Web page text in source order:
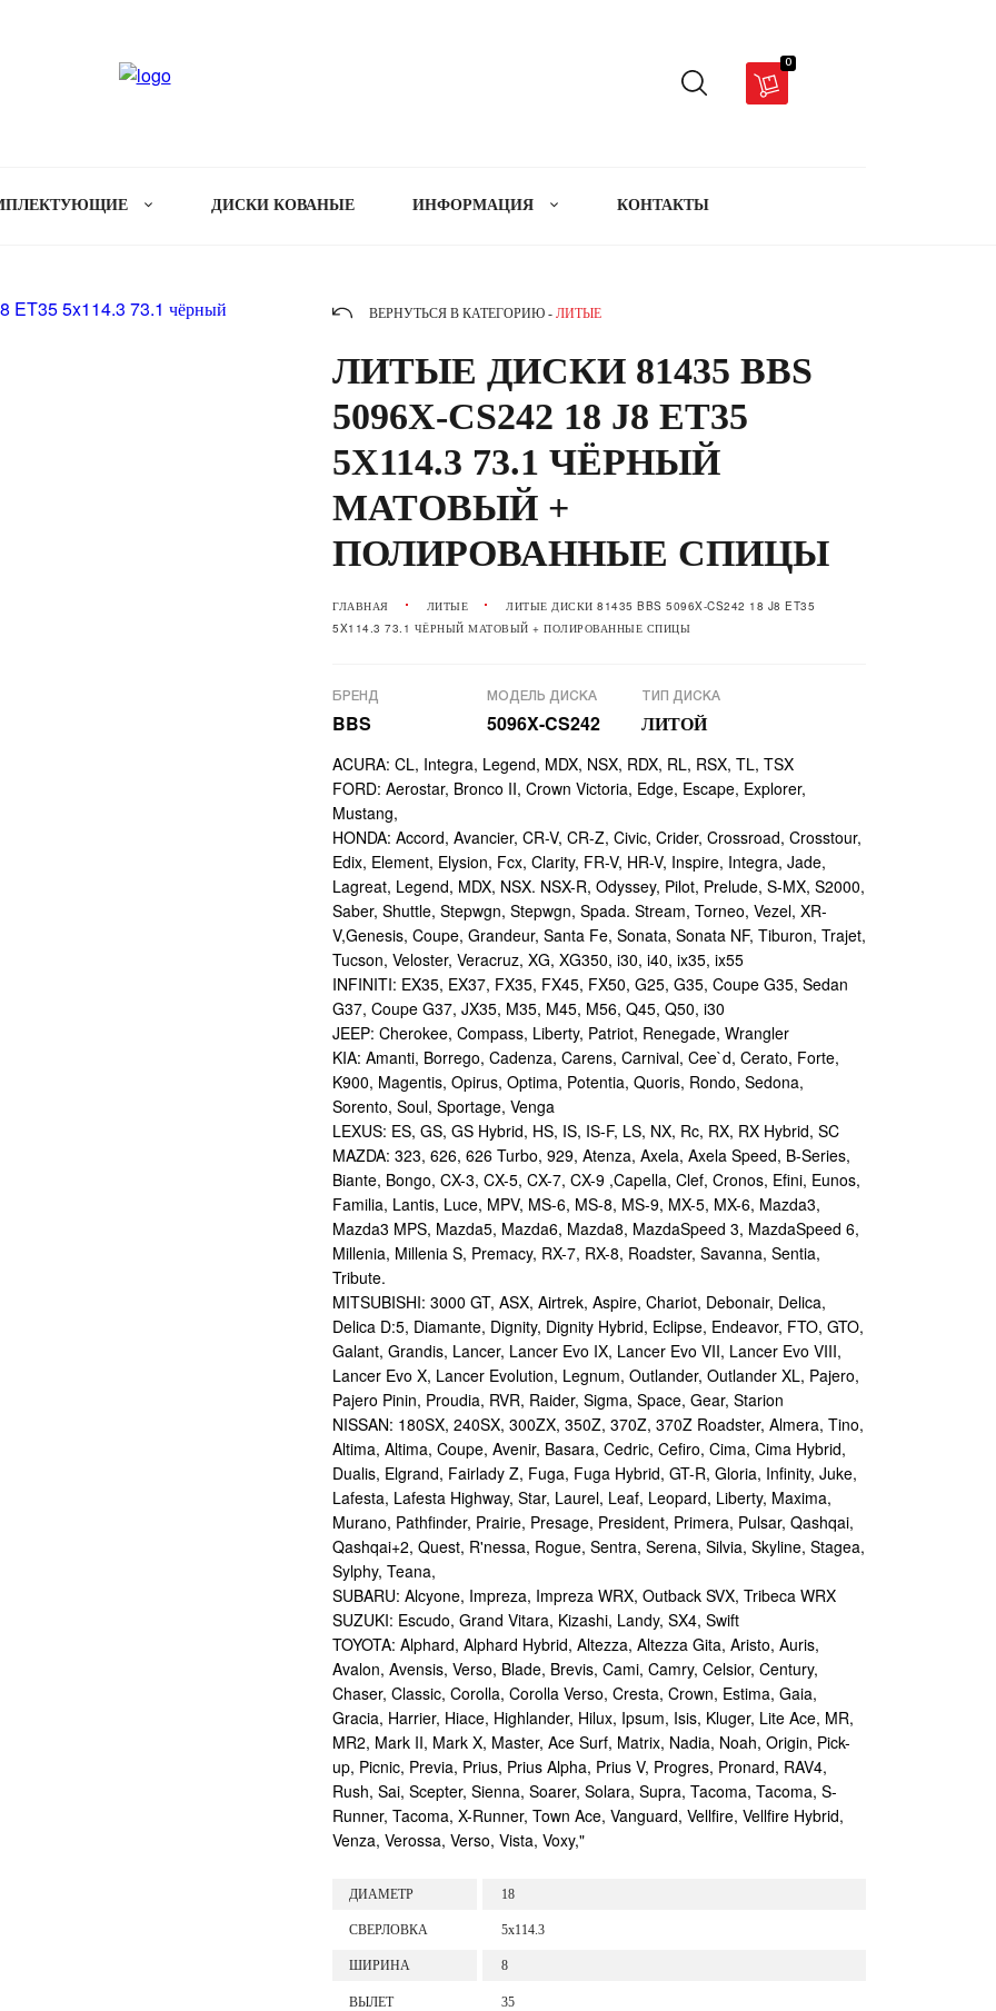
0
ДИСКИ КОВАНЫЕ ИНФОРМАЦИЯ КОНТАКТЫ
ВЕРНУТЬСЯ В КАТЕГОРИЮ - ЛИТЫЕ
ЛИТЫЕ ДИСКИ 81435 BBS
5096X-CS242 18 J8 ET35
5X114.3 73.1 ЧЁРНЫЙ
МАТОВЫЙ +
ПОЛИРОВАННЫЕ СПИЦЫ
ГЛАВНАЯ ЛИТЫЕ
ЛИТЫЕ ДИСКИ 81435 BBS 5096X-CS242 18 J8 ET35
5X114.3 73.1 ЧЁРНЫЙ МАТОВЫЙ + ПОЛИРОВАННЫЕ СПИЦЫ
БРЕНД
BBS
МОДЕЛЬ ДИСКА
5096X-CS242
ТИП ДИСКА
ЛИТОЙ
ACURA: CL, Integra, Legend, MDX, NSX, RDX, RL, RSX, TL, TSX
FORD: Aerostar, Bronco II, Crown Victoria, Edge, Escape, Explorer,
Mustang,
HONDA: Accord, Avancier, CR-V, CR-Z, Civic, Crider, Crossroad, Crosstour,
Edix, Element, Elysion, Fcx, Clarity, FR-V, HR-V, Inspire, Integra, Jade,
Lagreat, Legend, MDX, NSX. NSX-R, Odyssey, Pilot, Prelude, S-MX, S2000,
Saber, Shuttle, Stepwgn, Stepwgn, Spada. Stream, Torneo, Vezel, XR-
V,Genesis, Coupe, Grandeur, Santa Fe, Sonata, Sonata NF, Tiburon, Trajet,
Tucson, Veloster, Veracruz, XG, XG350, i30, i40, ix35, ix55
INFINITI: EX35, EX37, FX35, FX45, FX50, G25, G35, Coupe G35, Sedan
G37, Coupe G37, JX35, M35, M45, M56, Q45, Q50, i30
JEEP: Cherokee, Compass, Liberty, Patriot, Renegade, Wrangler
KIA: Amanti, Borrego, Cadenza, Carens, Carnival, Cee`d, Cerato, Forte,
K900, Magentis, Opirus, Optima, Potentia, Quoris, Rondo, Sedona,
Sorento, Soul, Sportage, Venga
LEXUS: ES, GS, GS Hybrid, HS, IS, IS-F, LS, NX, Rc, RX, RX Hybrid, SC
MAZDA: 323, 626, 626 Turbo, 929, Atenza, Axela, Axela Speed, B-Series,
Biante, Bongo, CX-3, CX-5, CX-7, CX-9 ,Capella, Clef, Cronos, Efini, Eunos,
Familia, Lantis, Luce, MPV, MS-6, MS-8, MS-9, MX-5, MX-6, Mazda3,
Mazda3 MPS, Mazda5, Mazda6, Mazda8, MazdaSpeed 3, MazdaSpeed 6,
Millenia, Millenia S, Premacy, RX-7, RX-8, Roadster, Savanna, Sentia,
Tribute.
MITSUBISHI: 3000 GT, ASX, Airtrek, Aspire, Chariot, Debonair, Delica,
Delica D:5, Diamante, Dignity, Dignity Hybrid, Eclipse, Endeavor, FTO, GTO,
Galant, Grandis, Lancer, Lancer Evo IX, Lancer Evo VII, Lancer Evo VIII,
Lancer Evo X, Lancer Evolution, Legnum, Outlander, Outlander XL, Pajero,
Pajero Pinin, Proudia, RVR, Raider, Sigma, Space, Gear, Starion
NISSAN: 180SX, 240SX, 300ZX, 350Z, 370Z, 370Z Roadster, Almera, Tino,
Altima, Altima, Coupe, Avenir, Basara, Cedric, Cefiro, Cima, Cima Hybrid,
Dualis, Elgrand, Fairlady Z, Fuga, Fuga Hybrid, GT-R, Gloria, Infinity, Juke,
Lafesta, Lafesta Highway, Star, Laurel, Leaf, Leopard, Liberty, Maxima,
Murano, Pathfinder, Prairie, Presage, President, Primera, Pulsar, Qashqai,
Qashqai+2, Quest, R'nessa, Rogue, Sentra, Serena, Silvia, Skyline, Stagea,
Sylphy, Teana,
SUBARU: Alcyone, Impreza, Impreza WRX, Outback SVX, Tribeca WRX
SUZUKI: Escudo, Grand Vitara, Kizashi, Landy, SX4, Swift
TOYOTA: Alphard, Alphard Hybrid, Altezza, Altezza Gita, Aristo, Auris,
Avalon, Avensis, Verso, Blade, Brevis, Cami, Camry, Celsior, Century,
Chaser, Classic, Corolla, Corolla Verso, Cresta, Crown, Estima, Gaia,
Gracia, Harrier, Hiace, Highlander, Hilux, Ipsum, Isis, Kluger, Lite Ace, MR,
MR2, Mark II, Mark X, Master, Ace Surf, Matrix, Nadia, Noah, Origin, Pick-
up, Picnic, Previa, Prius, Prius Alpha, Prius V, Progres, Pronard, RAV4,
Rush, Sai, Scepter, Sienna, Soarer, Solara, Supra, Tacoma, Tacoma, S-
Runner, Tacoma, X-Runner, Town Ace, Vanguard, Vellfire, Vellfire Hybrid,
Venza, Verossa, Verso, Vista, Voxy,"
ДИАМЕТР 18
СВЕРЛОВКА 5x114.3
ШИРИНА 8
ВЫЛЕТ 35